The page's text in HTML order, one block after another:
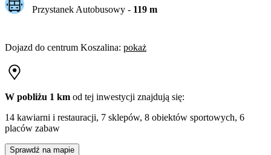
Przystanek Autobusowy - 119m
Dojazd do centrum Koszalina: pokaż
W pobliżu 1 km od tej inwestycji znajdują się:
14 kawiarni i restauracji, 7 sklepów, 8 obiektów sportowych, 6
placów zabaw
Sprawdź na mapie